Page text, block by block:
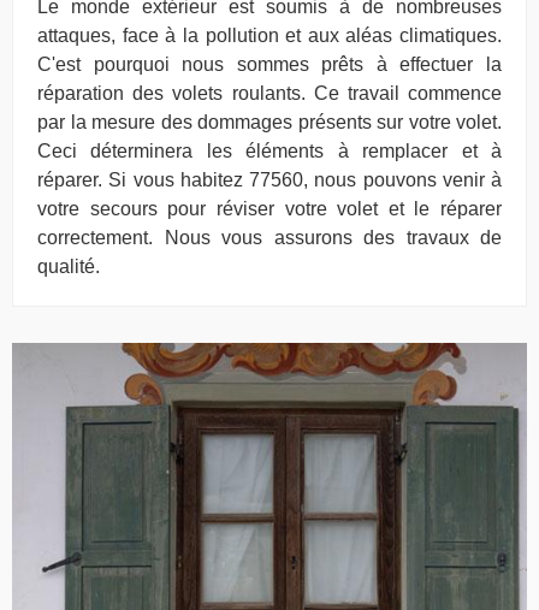
Le monde extérieur est soumis à de nombreuses
attaques, face à la pollution et aux aléas climatiques.
C'est pourquoi nous sommes prêts à effectuer la
réparation des volets roulants. Ce travail commence
par la mesure des dommages présents sur votre volet.
Ceci déterminera les éléments à remplacer et à
réparer. Si vous habitez 77560, nous pouvons venir à
votre secours pour réviser votre volet et le réparer
correctement. Nous vous assurons des travaux de
qualité.